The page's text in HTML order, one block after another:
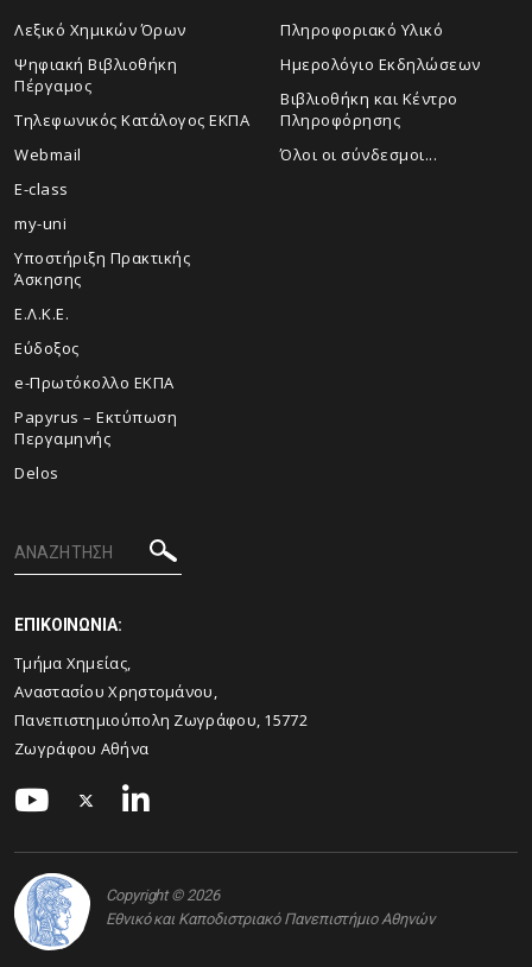
Λεξικό Χημικών Όρων
Ψηφιακή Βιβλιοθήκη
Πέργαμος
Τηλεφωνικός Κατάλογος ΕΚΠΑ
Webmail
E-class
my-uni
Υποστήριξη Πρακτικής
Άσκησης
Ε.Λ.Κ.Ε.
Εύδοξος
e-Πρωτόκολλο ΕΚΠΑ
Papyrus – Εκτύπωση
Περγαμηνής
Delos
Πληροφοριακό Υλικό
Ημερολόγιο Εκδηλώσεων
Βιβλιοθήκη και Κέντρο
Πληροφόρησης
Όλοι οι σύνδεσμοι...
ΕΠΙΚΟΙΝΩΝΙΑ:
Τμήμα Χημείας,
Αναστασίου Χρηστομάνου,
Πανεπιστημιούπολη Ζωγράφου, 15772
Ζωγράφου Αθήνα
Copyright © 2026
Εθνικό και Καποδιστριακό Πανεπιστήμιο Αθηνών